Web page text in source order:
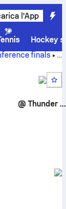
l'App
Hockey
finals
risultati live,
@ Thunder